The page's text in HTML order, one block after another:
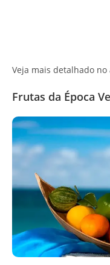
Veja mais detalhado no
Frutas da Época